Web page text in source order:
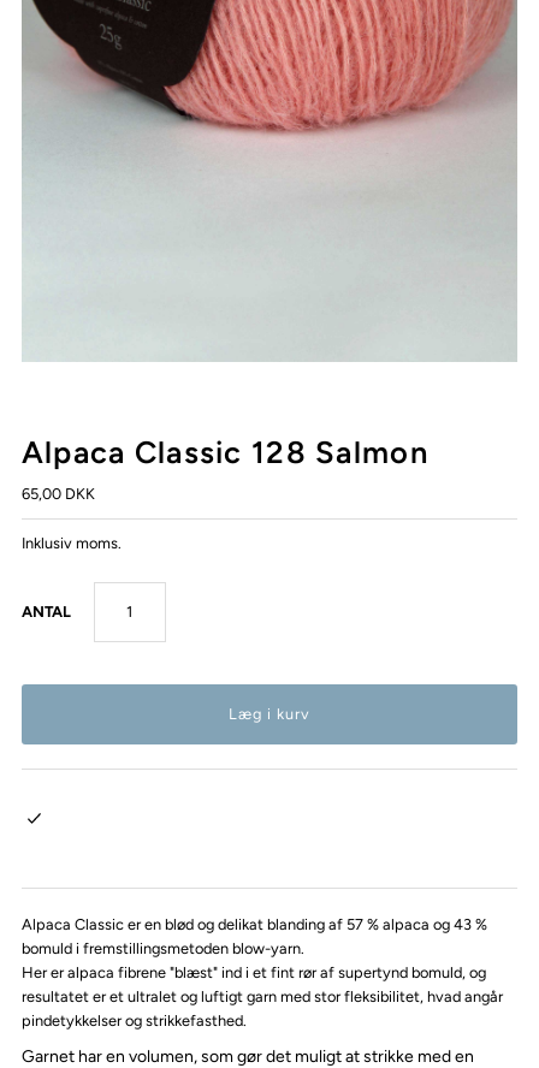
Alpaca Classic 128 Salmon
65,00 DKK
Inklusiv moms.
ANTAL
Alpaca Classic er en blød og delikat blanding af 57 % alpaca og 43 %
bomuld i fremstillingsmetoden blow-yarn.
Her er alpaca fibrene "blæst" ind i et fint rør af supertynd bomuld, og
resultatet er et ultralet og luftigt garn med stor fleksibilitet, hvad angår
pindetykkelser og strikkefasthed.
Garnet har en volumen, som gør det muligt at strikke med en